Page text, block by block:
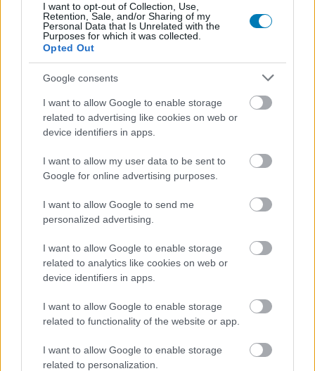
I want to opt-out of Collection, Use,
Retention, Sale, and/or Sharing of my
Personal Data that Is Unrelated with the
Purposes for which it was collected.
Opted Out
Google consents
I want to allow Google to enable storage
related to advertising like cookies on web or
device identifiers in apps.
I want to allow my user data to be sent to
Google for online advertising purposes.
I want to allow Google to send me
personalized advertising.
I want to allow Google to enable storage
related to analytics like cookies on web or
device identifiers in apps.
I want to allow Google to enable storage
related to functionality of the website or app.
I want to allow Google to enable storage
related to personalization.
A Diablo IV mától lehetne Diablo III is, annyira
megpiszkálta a Blizzard a loot rendszert
| 2026.07.18 17:08
A pokolba, már megint?!
A Blizzard leállítja a kedvenc Overwatch módom
támogatását, nem jönnek új tartalmak
| 2026.07.17 15:04
Végre megkaptam azt, amire a játék megjelenése óta
vágytam, és most elveszik tőlem.